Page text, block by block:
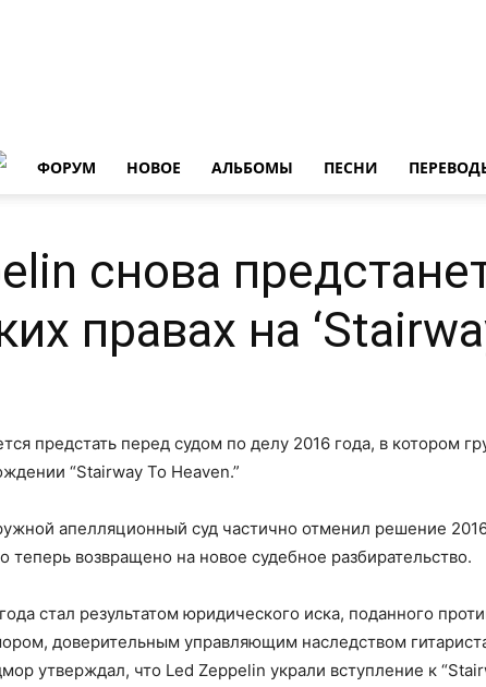
ФОРУМ НОВОE АЛЬБОМЫ ПЕСНИ
снова
правах на
предстать перед судом по делу 2016 года, в котором
“Stairway To Heaven.”
апелляционный суд частично отменил решение
теперь возвращено на новое судебное разбирательство.
стал результатом юридического иска, поданного
доверительным управляющим наследством
утверждал, что Led Zeppelin украли вступление к